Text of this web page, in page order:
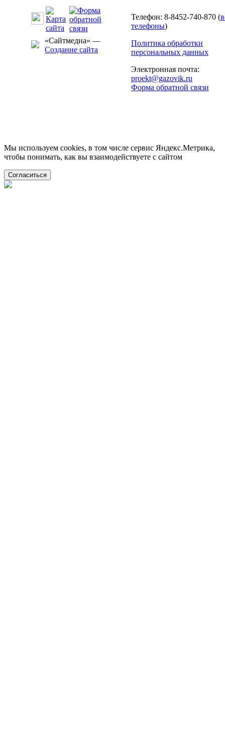
«Сайтмедиа» —
Создание сайта
Телефон: 8-8452-740-870 (
телефоны)
Политика обработки
персональных данных
Электронная почта:
proekt@gazovik.ru
Форма обратной связи
Мы используем cookies, в том числе сервис Яндекс.Метрика,
чтобы понимать, как вы взаимодействуете с сайтом
Согласиться